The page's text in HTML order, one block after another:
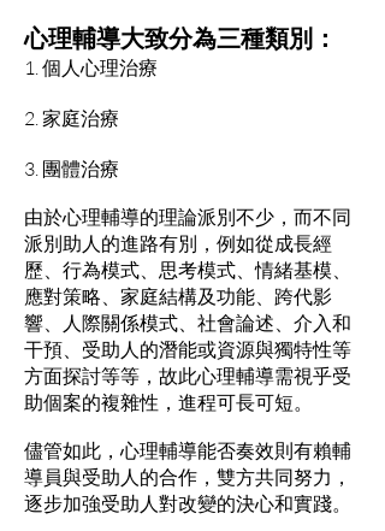
心理輔導大致分為三種類別：
1. 個人心理治療
2. 家庭治療
3. 團體治療
由於心理輔導的理論派別不少，而不同
派別助人的進路有別，例如從成長經
歷、行為模式、思考模式、情緒基模、
應對策略、家庭結構及功能、跨代影
響、人際關係模式、社會論述、介入和
干預、受助人的潛能或資源與獨特性等
方面探討等等，故此心理輔導需視乎受
助個案的複雜性，進程可長可短。
儘管如此，心理輔導能否奏效則有賴輔
導員與受助人的合作，雙方共同努力，
逐步加強受助人對改變的決心和實踐。